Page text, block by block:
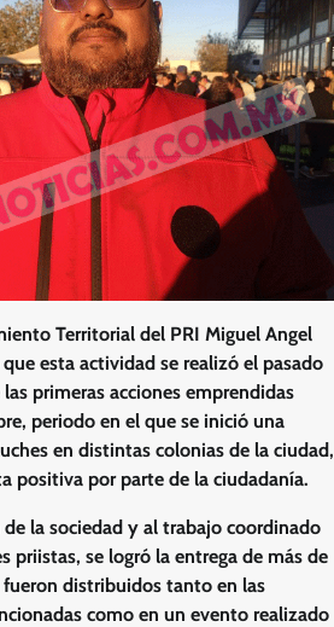
Territorial del PRI Miguel Angel
esta actividad se realizó el pasado
primeras acciones emprendidas
periodo en el que se inició una
en distintas colonias de la ciudad,
positiva por parte de la ciudadanía.
la sociedad y al trabajo coordinado
priistas, se logró la entrega de más de
distribuidos tanto en las
como en un evento realizado